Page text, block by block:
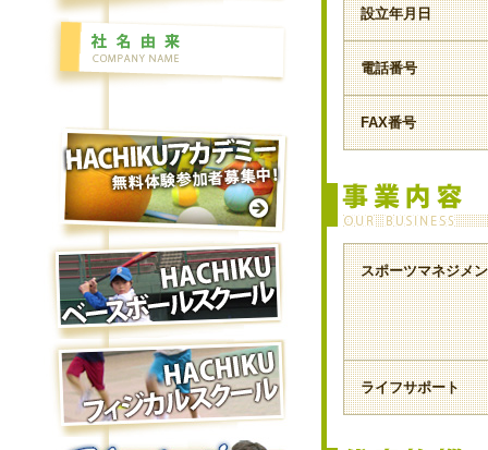
設立年月日
電話番号
FAX番号
スポーツマネジメ
ライフサポート